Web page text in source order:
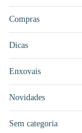
Compras
Dicas
Enxovais
Novidades
Sem categoria